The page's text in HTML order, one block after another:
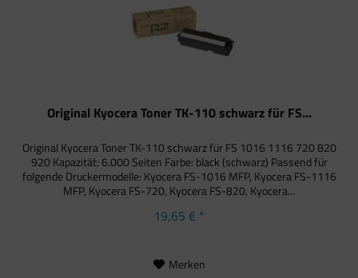
Original Kyocera Toner TK-110 schwarz für FS...
Original Kyocera Toner TK-110 schwarz für FS 1016 1116 720 820
920 Kapazität: 6.000 Seiten Farbe: black (schwarz) Passend für
folgende Druckermodelle: Kyocera FS-1016 MFP, Kyocera FS-1116
MFP, Kyocera FS-720, Kyocera FS-820, Kyocera...
19,65 € *
Merken